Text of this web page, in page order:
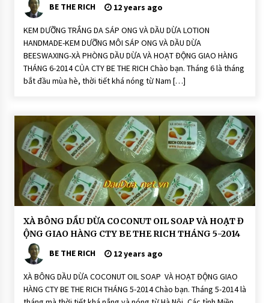
o
n
d
ư
ỡ
n
g
M
ô
i
ê
n
N
h
i
n
BE THE RICH
12 years ago
KEM DƯỠNG TRẮNG DA SÁP ONG VÀ DẦU DỪA LOTION
HANDMADE-KEM DƯỠNG MÔI SÁP ONG VÀ DẦU DỪA
BEESWAXING-XÀ PHÒNG DẦU DỪA VÀ HOẠT ĐỘNG GIAO HÀNG
THÁNG 6-2014 CỦA CTY BE THE RICH Chào bạn. Tháng 6 là tháng
bắt đầu mùa hè, thời tiết khá nóng từ Nam […]
H
O
Ạ
Đ
Ộ
G
X
XÀ BÔNG DẦU DỪA COCONUT OIL SOAP VÀ HOẠT Đ
ỘNG GIAO HÀNG CTY BE THE RICH THÁNG 5-2014
BE THE RICH
12 years ago
XÀ BÔNG DẦU DỪA COCONUT OIL SOAP VÀ HOẠT ĐỘNG GIAO
HÀNG CTY BE THE RICH THÁNG 5-2014 Chào bạn. Tháng 5-2014 là